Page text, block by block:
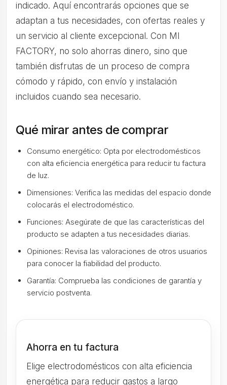
indicado. Aquí encontrarás opciones que se
adaptan a tus necesidades, con ofertas reales y
un servicio al cliente excepcional. Con MI
FACTORY, no solo ahorras dinero, sino que
también disfrutas de un proceso de compra
cómodo y rápido, con envío y instalación
incluidos cuando sea necesario.
Qué mirar antes de comprar
Consumo energético: Opta por electrodomésticos
con alta eficiencia energética para reducir tu factura
de luz.
Dimensiones: Verifica las medidas del espacio donde
colocarás el electrodoméstico.
Funciones: Asegúrate de que las características del
producto se adapten a tus necesidades diarias.
Opiniones: Revisa las valoraciones de otros usuarios
para conocer la fiabilidad del producto.
Garantía: Comprueba las condiciones de garantía y
servicio postventa.
Ahorra en tu factura
Elige electrodomésticos con alta eficiencia
energética para reducir gastos a largo